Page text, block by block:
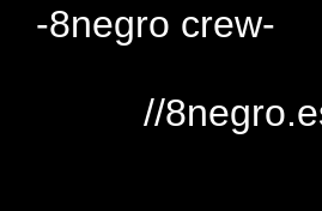
-8negro crew-
//